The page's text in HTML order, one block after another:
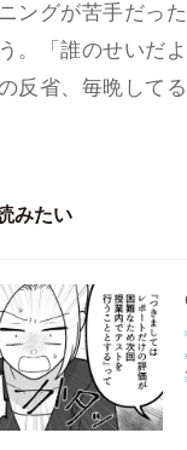
ングが苦手だっ
。「誰のせいだ
反省、毎晩してる
みたい